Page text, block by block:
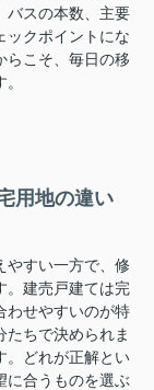
バスの本数、主要
ックポイントにな
らこそ、毎日の移
用地の違い
やすい一方で、修
。建売戸建ては完
わせやすいのが特
ちで決められま
。どれが正解とい
に合うものを選ぶ